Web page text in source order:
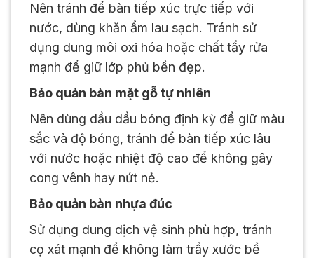
Nên tránh để bàn tiếp xúc trực tiếp với
nước, dùng khăn ẩm lau sạch. Tránh sử
dụng dung môi oxi hóa hoặc chất tẩy rửa
mạnh để giữ lớp phủ bền đẹp.
Bảo quản bàn mặt gỗ tự nhiên
Nên dùng dầu dầu bóng định kỳ để giữ màu
sắc và độ bóng, tránh để bàn tiếp xúc lâu
với nước hoặc nhiệt độ cao để không gây
cong vênh hay nứt nẻ.
Bảo quản bàn nhựa đúc
Sử dụng dung dịch vệ sinh phù hợp, tránh
cọ xát mạnh để không làm trầy xước bề